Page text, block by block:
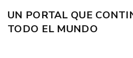
UN PORTAL QUE
TODO EL MUNDO